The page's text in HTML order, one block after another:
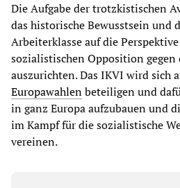
Die Aufgabe der trotzkistischen
das historische Bewusstsein und
Arbeiterklasse auf die
sozialistischen Opposition
auszurichten. Das IKVI wird sich
Europawahlenbeteiligen und
in ganz Europa aufzubauen und
im Kampf für die sozialistische
vereinen.